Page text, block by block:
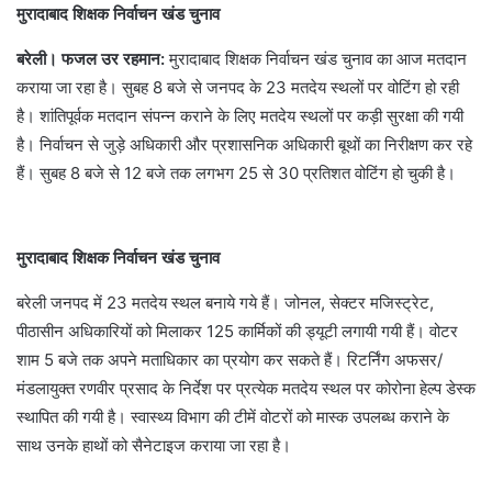
मुरादाबाद शिक्षक निर्वाचन खंड चुनाव
बरेली। फजल उर रहमान:मुरादाबाद शिक्षक निर्वाचन खंड चुनाव का आज मतदान
कराया जा रहा है। सुबह 8 बजे से जनपद के 23 मतदेय स्थलों पर वोटिंग हो रही
है। शांतिपूर्वक मतदान संपन्न कराने के लिए मतदेय स्थलों पर कड़ी सुरक्षा की गयी
है। निर्वाचन से जुड़े अधिकारी और प्रशासनिक अधिकारी बूथों का निरीक्षण कर रहे
हैं। सुबह 8 बजे से 12 बजे तक लगभग 25 से 30 प्रतिशत वोटिंग हो चुकी है।
मुरादाबाद शिक्षक निर्वाचन खंड चुनाव
बरेली जनपद में 23 मतदेय स्थल बनाये गये हैं। जोनल, सेक्टर मजिस्ट्रेट,
पीठासीन अधिकारियों को मिलाकर 125 कार्मिकों की ड्यूटी लगायी गयी हैं। वोटर
शाम 5 बजे तक अपने मताधिकार का प्रयोग कर सकते हैं। रिटर्निंग अफसर/
मंडलायुक्त रणवीर प्रसाद के निर्देश पर प्रत्येक मतदेय स्थल पर कोरोना हेल्प डेस्क
स्थापित की गयी है। स्वास्थ्य विभाग की टीमें वोटरों को मास्क उपलब्ध कराने के
साथ उनके हाथों को सैनेटाइज कराया जा रहा है।